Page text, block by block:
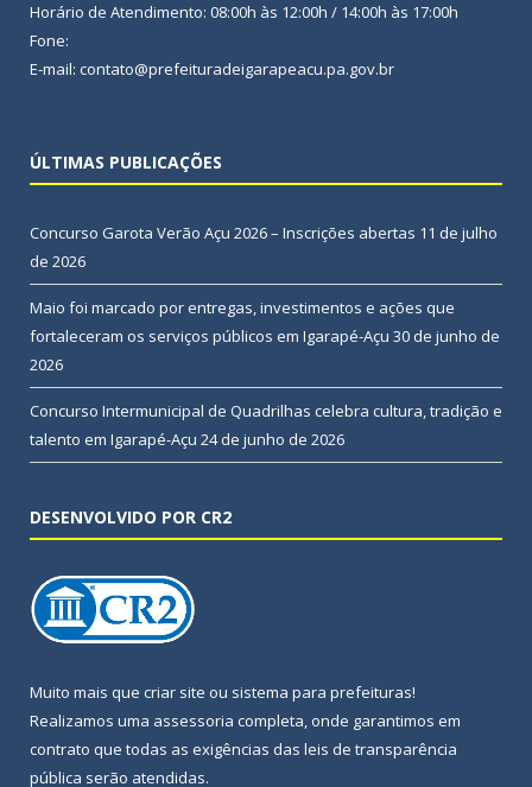
Horário de Atendimento: 08:00h às 12:00h / 14:00h às 17:00h
Fone:
E-mail: contato@prefeituradeigarapeacu.pa.gov.br
ÚLTIMAS PUBLICAÇÕES
Concurso Garota Verão Açu 2026 – Inscrições abertas 11 de julho
de 2026
Maio foi marcado por entregas, investimentos e ações que
fortaleceram os serviços públicos em Igarapé-Açu 30 de junho de
2026
Concurso Intermunicipal de Quadrilhas celebra cultura, tradição e
talento em Igarapé-Açu 24 de junho de 2026
DESENVOLVIDO POR CR2
Muito mais que criar site ou sistema para prefeituras!
Realizamos uma assessoria completa, onde garantimos em
contrato que todas as exigências das leis de transparência
pública serão atendidas.